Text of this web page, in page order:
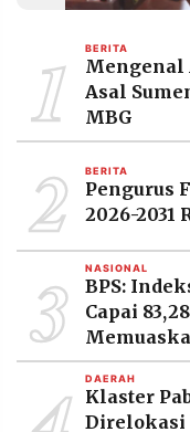
1 BERITA
Mengenal
Asal
MBG
2 BERITA
Pengurus
2026-
3 NASIONAL
BPS:
Capai
DAERAH
Klaster
Direlokasi